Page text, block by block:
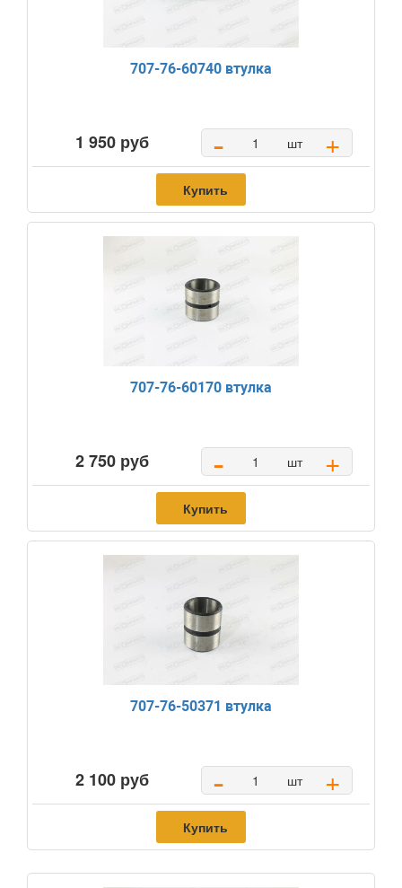
707-76-60740 втулка
1 950 руб - шт +
Купить
707-76-60170 втулка
2 750 руб - шт +
Купить
707-76-50371 втулка
2 100 руб - шт +
Купить